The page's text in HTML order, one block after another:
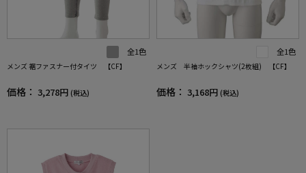
全1色
メンズ 裾ファスナー付タイツ 【CF】
価格： 3,278円 (税込)
全1色
メンズ 半袖ホックシャツ(2枚組) 【CF】
価格： 3,168円 (税込)